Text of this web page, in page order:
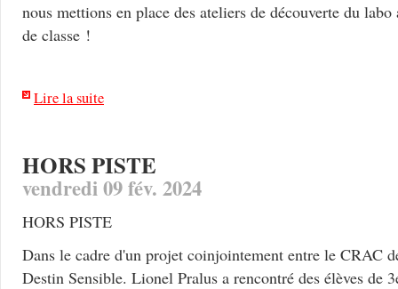
nous mettions en place des ateliers de découverte du labo
de classe !
Lire la suite
HORS PISTE
vendredi 09 fév. 2024
HORS PISTE
Dans le cadre d'un projet coinjointement entre le CRAC
Destin Sensible. Lionel Pralus a rencontré des élèves de